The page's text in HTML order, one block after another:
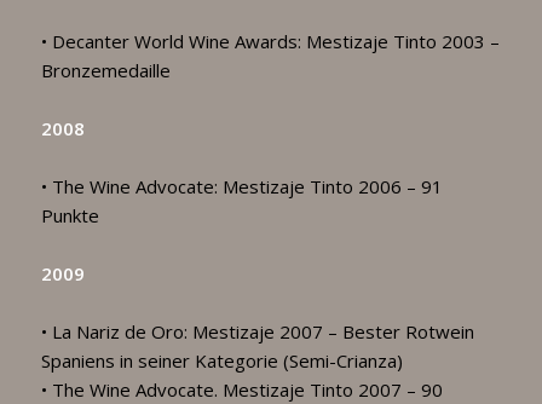
• Decanter World Wine Awards: Mestizaje Tinto 2003 –
Bronzemedaille
2008
• The Wine Advocate: Mestizaje Tinto 2006 – 91
Punkte
2009
• La Nariz de Oro: Mestizaje 2007 – Bester Rotwein
Spaniens in seiner Kategorie (Semi-Crianza)
• The Wine Advocate. Mestizaje Tinto 2007 – 90